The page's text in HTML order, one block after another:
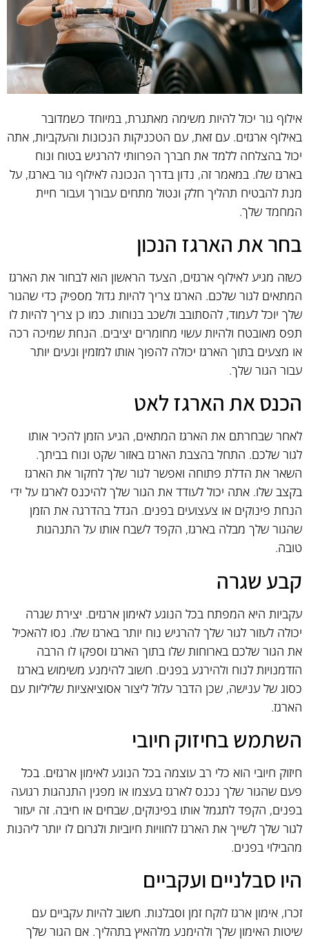
אילוף גור יכול להיות משימה מאתגרת, במיוחד כשמדובר
באילוף ארגזים. עם זאת, עם הטכניקות הנכונות והעקביות, אתה
יכול בהצלחה ללמד את חברך הפרוותי להרגיש בטוח ונוח
בארגז שלו. במאמר זה, נדון בדרך הנכונה לאילוף גור בארגז, על
מנת להבטיח תהליך חלק ונטול מתחים עבורך ועבור חיית
המחמד שלך.
בחר את הארגז הנכון
כשזה מגיע לאילוף ארגזים, הצעד הראשון הוא לבחור את הארגז
המתאים לגור שלכם. הארגז צריך להיות גדול מספיק כדי שהגור
שלך יוכל לעמוד, להסתובב ולשכב בנוחות. כמו כן צריך להיות לו
תפס מאובטח ולהיות עשוי מחומרים יציבים. הנחת שמיכה רכה
או מצעים בתוך הארגז יכולה להפוך אותו למזמין ונעים יותר
עבור הגור שלך.
הכנס את הארגז לאט
לאחר שבחרתם את הארגז המתאים, הגיע הזמן להכיר אותו
לגור שלכם. התחל בהצבת הארגז באזור שקט ונוח בביתך.
השאר את הדלת פתוחה ואפשר לגור שלך לחקור את הארגז
בקצב שלו. אתה יכול לעודד את הגור שלך להיכנס לארגז על ידי
הנחת פינוקים או צעצועים בפנים. הגדל בהדרגה את הזמן
שהגור שלך מבלה בארגז, הקפד לשבח אותו על התנהגות
טובה.
קבע שגרה
עקביות היא המפתח בכל הנוגע לאימון ארגזים. יצירת שגרה
יכולה לעזור לגור שלך להרגיש נוח יותר בארגז שלו. נסו להאכיל
את הגור שלכם בארוחות שלו בתוך הארגז וספקו לו הרבה
הזדמנויות לנוח ולהירגע בפנים. חשוב להימנע משימוש בארגז
כסוג של ענישה, שכן הדבר עלול ליצור אסוציאציות שליליות עם
הארגז.
השתמש בחיזוק חיובי
חיזוק חיובי הוא כלי רב עוצמה בכל הנוגע לאימון ארגזים. בכל
פעם שהגור שלך נכנס לארגז בעצמו או מפגין התנהגות רגועה
בפנים, הקפד לתגמל אותו בפינוקים, שבחים או חיבה. זה יעזור
לגור שלך לשייך את הארגז לחוויות חיוביות ולגרום לו יותר ליהנות
מהבילוי בפנים.
היו סבלניים ועקביים
זכרו, אימון ארגז לוקח זמן וסבלנות. חשוב להיות עקביים עם
שיטות האימון שלך ולהימנע מלהאיץ בתהליך. אם הגור שלך